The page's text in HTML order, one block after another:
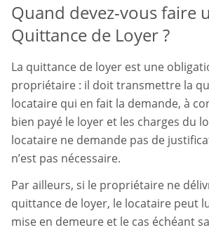
Quand devez-vous faire
Quittance de Loyer ?
La quittance de loyer est une
propriétaire : il doit transmettre la
locataire qui en fait la demande, à
bien payé le loyer et les charges du
locataire ne demande pas de
n’est pas nécessaire.
Par ailleurs, si le propriétaire ne
quittance de loyer, le locataire peut
mise en demeure et le cas échéant